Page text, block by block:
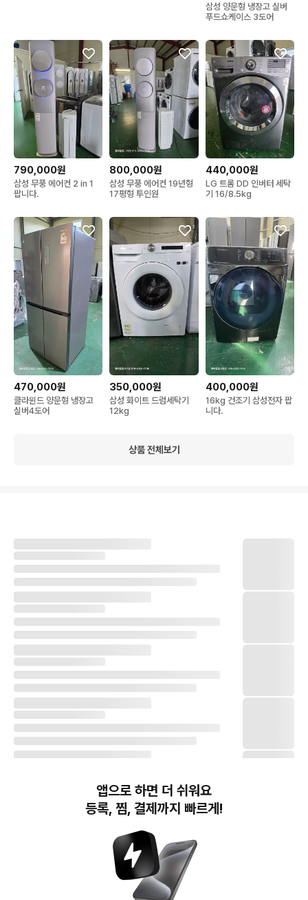
삼성 양문형 냉장고 실버
푸드쇼케이스 3도어
790,000원
삼성 무풍 에어컨 2 in 1
팝니다.
800,000원
삼성 무풍 에어컨 19년형
17평형 투인원
440,000원
LG 트롬 DD 인버터 세탁
기 16/8.5kg
470,000원
클라윈드 양문형 냉장고
실버4도어
350,000원
삼성 화이트 드럼세탁기
12kg
400,000원
16kg 건조기 삼성전자 팝
니다.
상품 전체보기
번개장터(주) 사업자정보, 이용약관 및 기타 법적고지
번개장터㈜는 통신판매중개자이며, 통신판매의 당사자가 아닙니다. 전자상거래 등에서의
소비자보호에 관한 법률 등 관련 법령 및 번개장터㈜의 약관에 따라 상품, 상품정보, 거래에 관한 책임은
앱으로 하면 더 쉬워요
등록, 찜, 결제까지 빠르게!